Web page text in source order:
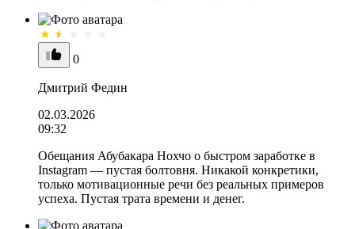
0
Дмитрий Федин
02.03.2026
09:32
Обещания Абубакара Нохчо о быстром заработке в
Instagram — пустая болтовня. Никакой конкретики,
только мотивационные речи без реальных примеров
успеха. Пустая трата времени и денег.